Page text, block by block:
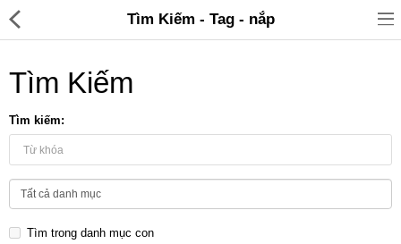
Điện gia dụng
Đồ tiện ích
Tìm Kiếm - Tag - nắp
Tìm Kiếm
Tìm kiếm:
Tìm trong danh mục con